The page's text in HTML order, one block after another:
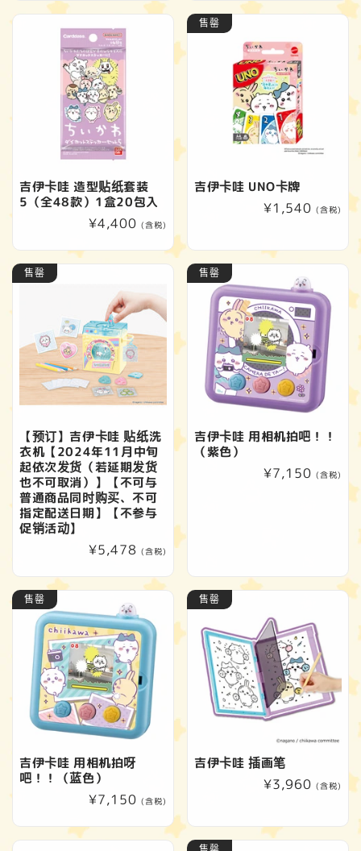
格
价
吉伊卡哇 造型贴纸套装
5（全48款）1盒20包入
常
¥4,400 (含税)
售罄
吉伊卡哇 UNO卡牌
常
价
¥1,540 (含税)
售罄
【预订】吉伊卡哇 贴纸洗
衣机【2024年11月中旬
起依次发货（若延期发货
也不可取消）】【不可与
普通商品同时购买、不可
指定配送日期】【不参与
促销活动】
常
¥5,478 (含税)
售罄
吉伊卡哇 用相机拍吧！！
（紫色）
常
¥7,150 (含税)
售罄
吉伊卡哇 用相机拍呀
吧！！（蓝色）
常
¥7,150 (含税)
售罄
吉伊卡哇 插画笔
常
价
格
¥3,960 (含税)